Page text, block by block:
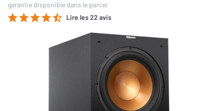
garantie disponible dans le panier
Lire les 22 avis